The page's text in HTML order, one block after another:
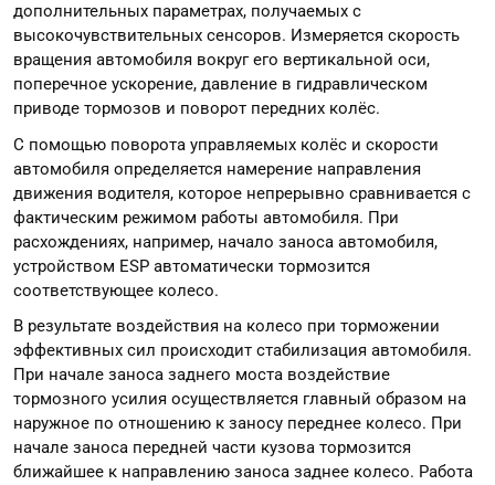
дополнительных параметрах, получаемых с
высокочувствительных сенсоров. Измеряется скорость
вращения автомобиля вокруг его вертикальной оси,
поперечное ускорение, давление в гидравлическом
приводе тормозов и поворот передних колёс.
С помощью поворота управляемых колёс и скорости
автомобиля определяется намерение направления
движения водителя, которое непрерывно сравнивается с
фактическим режимом работы автомобиля. При
расхождениях, например, начало заноса автомобиля,
устройством ESP автоматически тормозится
соответствующее колесо.
В результате воздействия на колесо при торможении
эффективных сил происходит стабилизация автомобиля.
При начале заноса заднего моста воздействие
тормозного усилия осуществляется главный образом на
наружное по отношению к заносу переднее колесо. При
начале заноса передней части кузова тормозится
ближайшее к направлению заноса заднее колесо. Работа